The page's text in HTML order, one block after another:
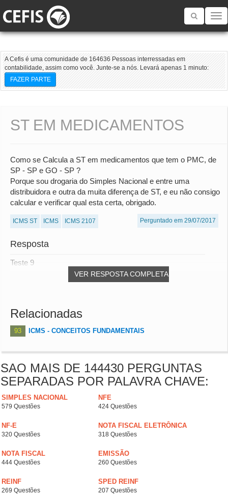
Toggle
A Cefis é uma comunidade de 164636 Pessoas interressadas em
contabilidade, assim como você. Junte-se a nós. Levará apenas 1 minuto:
FAZER PARTE
ST EM MEDICAMENTOS
Como se Calcula a ST em medicamentos que tem o PMC, de
SP - SP e GO - SP ?
Porque sou drogaria do Simples Nacional e entre uma
distribuidora e outra da muita diferença de ST, e eu não consigo
calcular e verificar qual esta certa, obrigado.
ICMS ST ICMS ICMS 2107 Perguntado em 29/07/2017
Resposta
VER RESPOSTA COMPLETA
Teste 9
Relacionadas
93 ICMS - CONCEITOS FUNDAMENTAIS
SAO MAIS DE 144430 PERGUNTAS
SEPARADAS POR PALAVRA CHAVE:
SIMPLES NACIONAL
579 Questões
NFE
424 Questões
NF-E
320 Questões
NOTA FISCAL ELETRÔNICA
318 Questões
NOTA FISCAL
444 Questões
EMISSÃO
260 Questões
REINF
269 Questões
SPED REINF
207 Questões